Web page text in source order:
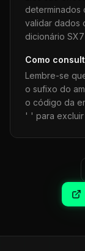
determinados
validar dados
dicionário
Como
Lembre-se
o sufixo do
o código da
' ' para